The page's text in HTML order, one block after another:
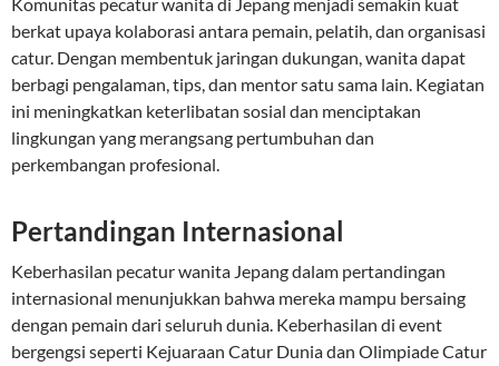
berkat upaya kolaborasi antara pemain, pelatih, dan organisasi
catur. Dengan membentuk jaringan dukungan, wanita dapat
berbagi pengalaman, tips, dan mentor satu sama lain. Kegiatan
ini meningkatkan keterlibatan sosial dan menciptakan
lingkungan yang merangsang pertumbuhan dan
perkembangan profesional.
Pertandingan Internasional
Keberhasilan pecatur wanita Jepang dalam pertandingan
internasional menunjukkan bahwa mereka mampu bersaing
dengan pemain dari seluruh dunia. Keberhasilan di event
bergengsi seperti Kejuaraan Catur Dunia dan Olimpiade Catur